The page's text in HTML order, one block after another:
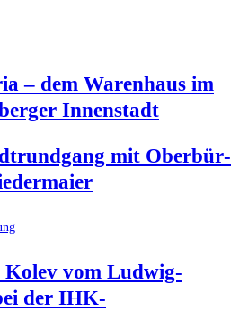
– dem Waren­haus im
Innenstadt
mit Ober­bür­
Kolev vom Lud­wig-
der IHK-